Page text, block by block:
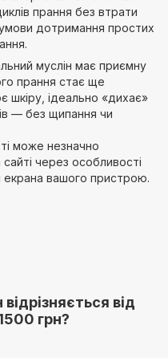
прання без втрати
дотримання простих
муслін має приємну
прання стає ще
шкіру, ідеально «дихає»
— без щипання чи
може незначно
через особливості
екрана вашого пристрою.
від
грн?